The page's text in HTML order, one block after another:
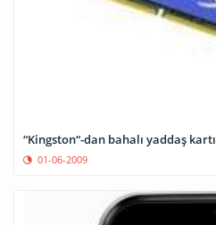
“Kingston“-dan bahalı yaddaş kartı
01-06-2009